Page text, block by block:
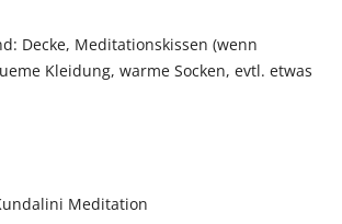
Decke, Meditationskissen (wenn
Kleidung, warme Socken, evtl. etwas
Meditation